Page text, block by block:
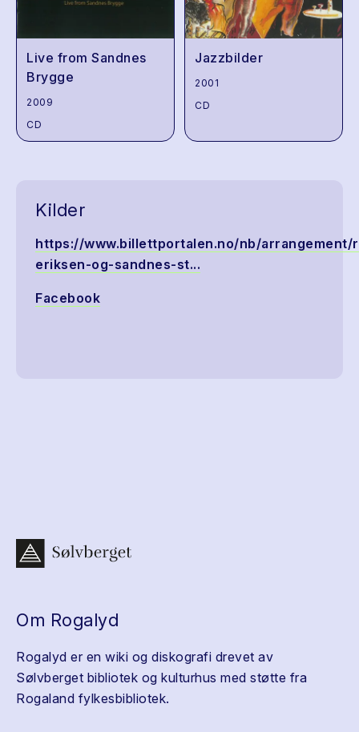
Live from Sandnes
Brygge
2009
CD
Jazzbilder
2001
CD
Kilder
https://www.billettportalen.no/nb/arrangement/
eriksen-og-sandnes-st...
Facebook
Om Rogalyd
Rogalyd er en wiki og diskografi drevet av
Sølvberget bibliotek og kulturhus med støtte fra
Rogaland fylkesbibliotek.